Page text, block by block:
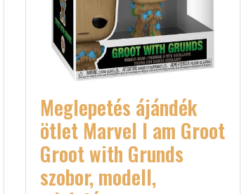
Meglepetés ájándék
ötlet Marvel I am Groot
Groot with Grunds
szobor, modell,